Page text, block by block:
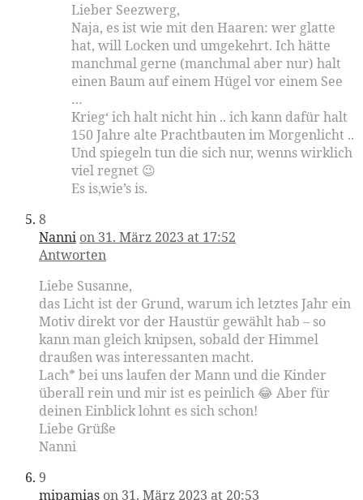
Lieber Seezwerg,
Naja, es ist wie mit den Haaren: wer glatte
hat, will Locken und umgekehrt. Ich hätte
manchmal gerne (manchmal aber nur) halt
einen Baum auf einem Hügel vor einem See
…
Krieg‘ ich halt nicht hin .. ich kann dafür halt
150 Jahre alte Prachtbauten im Morgenlicht ..
Und spiegeln tun die sich nur, wenns wirklich
viel regnet 😉
Es is,wie’s is.
8
Nanni on 31. März 2023 at 17:52
Antworten
Liebe Susanne,
das Licht ist der Grund, warum ich letztes Jahr ein
Motiv direkt vor der Haustür gewählt hab – so
kann man gleich knipsen, sobald der Himmel
draußen was interessanten macht.
Lach* bei uns laufen der Mann und die Kinder
überall rein und mir ist es peinlich 😂 Aber für
deinen Einblick lohnt es sich schon!
Liebe Grüße
Nanni
9
mipamias on 31. März 2023 at 20:53